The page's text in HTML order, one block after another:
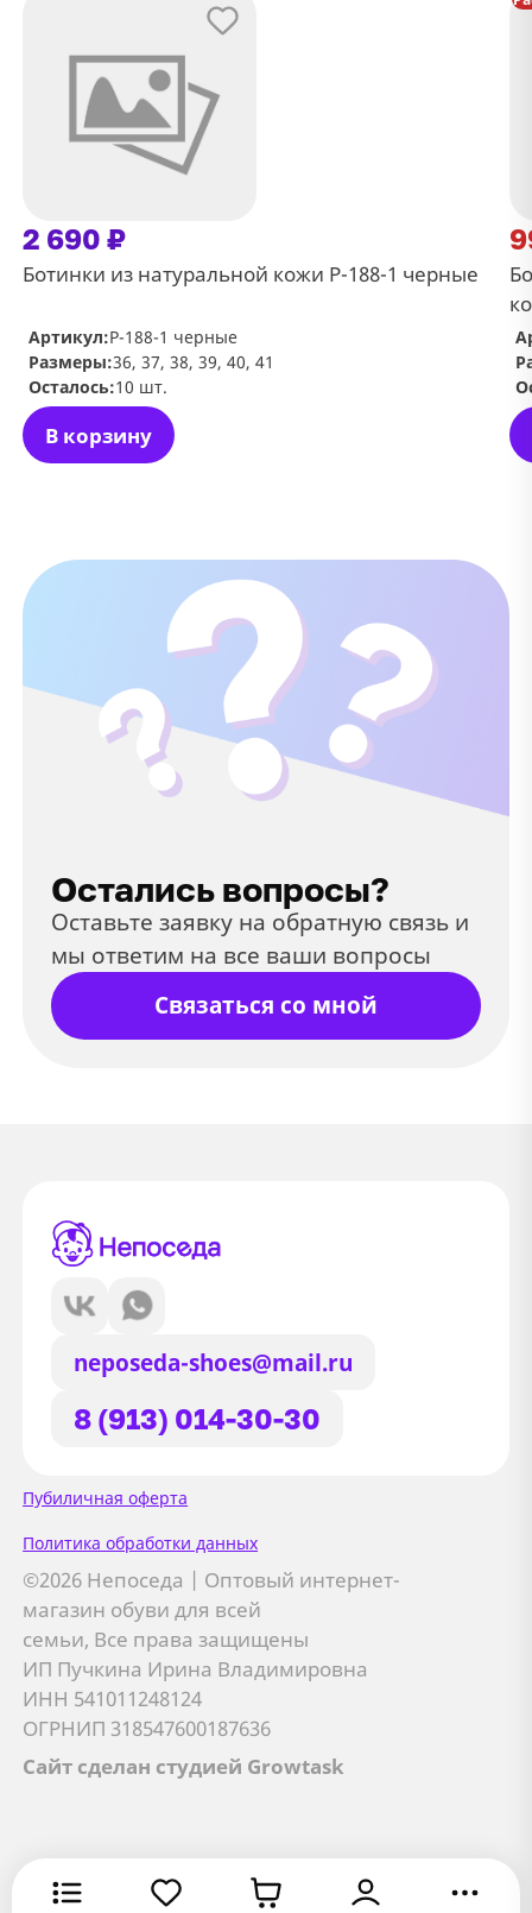
2 690 ₽
Ботинки из натуральной кожи Р-188-1 черные
В корзину
Артикул:Р-188-1 черные
Размеры:36, 37, 38, 39, 40, 41
Осталось:10 шт.
Остались вопросы?
Оставьте заявку на обратную связь и
мы ответим на все ваши вопросы
Связаться со мной
neposeda-shoes@mail.ru
8 (913) 014-30-30
Пубиличная оферта
Политика обработки данных
©2026 Непоседа | Оптовый интернет-
магазин обуви для всей
семьи, Все права защищены
ИП Пучкина Ирина Владимировна
ИНН 541011248124
ОГРНИП 318547600187636
Сайт сделан студией Growtask
Оставить заявку
Оставить заявку
Хорошо
Сайт использует файлы Cookie
Мы используем файлы cookie и
сторонние сервисы (Yandex.Metrica и
AppMetrica) для анализа трафика,
персонализации контента и улучшения
сайта.
Подробнее см. вПолитике обработки персональных
данных
Принимаю
Хорошо Отмена
Оставить заявку
В корзину